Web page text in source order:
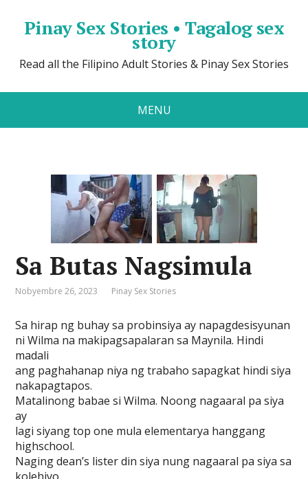
Pinay Sex Stories • Tagalog sex
story
Read all the Filipino Adult Stories & Pinay Sex Stories
MENU
Sa Butas Nagsimula
Nobyembre 26, 2023 Pinay Sex Stories
Sa hirap ng buhay sa probinsiya ay napagdesisyunan
ni Wilma na makipagsapalaran sa Maynila. Hindi
madali
ang paghahanap niya ng trabaho sapagkat hindi siya
nakapagtapos.
Matalinong babae si Wilma. Noong nagaaral pa siya
ay
lagi siyang top one mula elementarya hanggang
highschool.
Naging dean’s lister din siya nung nagaaral pa siya sa